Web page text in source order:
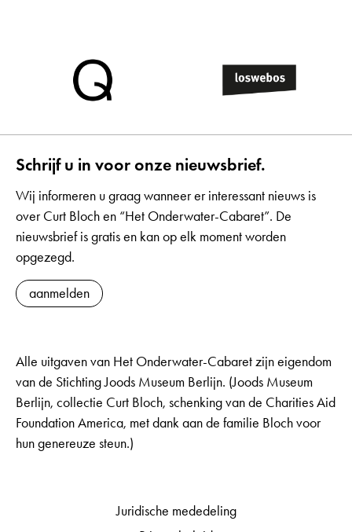
Schrijf u in voor onze nieuwsbrief.
Wij informeren u graag wanneer er interessant nieuws is
over Curt Bloch en “Het Onderwater-Cabaret”. De
nieuwsbrief is gratis en kan op elk moment worden
opgezegd.
aanmelden
Alle uitgaven van Het Onderwater-Cabaret zijn eigendom
van de Stichting Joods Museum Berlijn. (Joods Museum
Berlijn, collectie Curt Bloch, schenking van de Charities Aid
Foundation America, met dank aan de familie Bloch voor
hun genereuze steun.)
Juridische mededeling